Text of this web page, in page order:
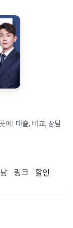
에! 대출, 비교, 상담
링크 할인